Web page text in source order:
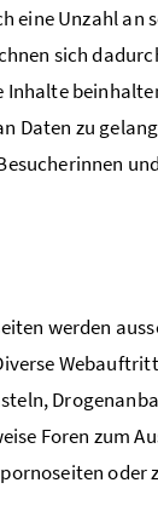
eine Unzahl an
sich
Daten zu
werden
Foren zum
oder